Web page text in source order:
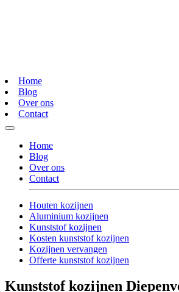
Home
Blog
Over ons
Contact
Home
Blog
Over ons
Contact
Houten kozijnen
Aluminium kozijnen
Kunststof kozijnen
Kosten kunststof kozijnen
Kozijnen vervangen
Offerte kunststof kozijnen
Kunststof kozijnen